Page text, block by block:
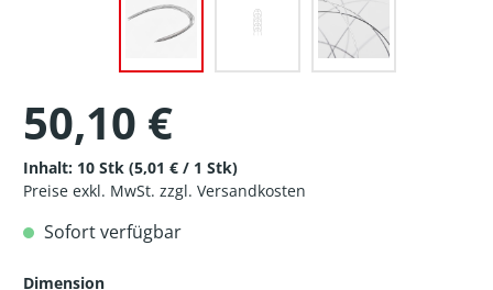
50,10 €
Inhalt: 10 Stk (5,01 € / 1 Stk)
Preise exkl. MwSt. zzgl. Versandkosten
Sofort verfügbar
Dimension